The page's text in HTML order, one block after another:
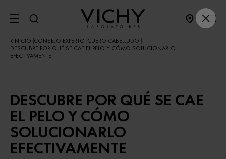
SITE MENU
INICIO CONSEJO EXPERTO CUERO CABELLUDO
DESCUBRE POR QUÉ SE CAE EL PELO Y CÓMO SOLUCIONARLO
EFECTIVAMENTE
DESCUBRE POR QUÉ SE CAE
EL PELO Y CÓMO
SOLUCIONARLO
EFECTIVAMENTE